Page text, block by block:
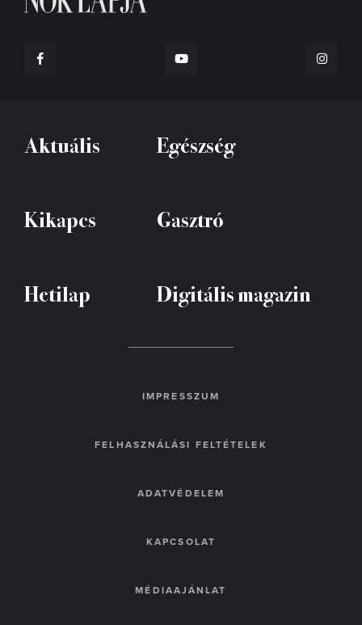
Aktuális Egészség
Kikapcs Gasztró
Hetilap Digitális magazin
IMPRESSZUM
FELHASZNÁLÁSI FELTÉTELEK
ADATVÉDELEM
KAPCSOLAT
MÉDIAAJÁNLAT